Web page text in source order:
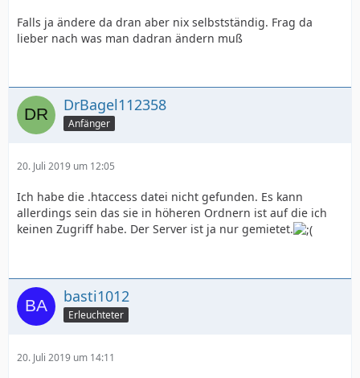
Falls ja ändere da dran aber nix selbstständig. Frag da
lieber nach was man dadran ändern muß
DrBagel112358
Anfänger
20. Juli 2019 um 12:05
Ich habe die .htaccess datei nicht gefunden. Es kann
allerdings sein das sie in höheren Ordnern ist auf die ich
keinen Zugriff habe. Der Server ist ja nur gemietet.
basti1012
Erleuchteter
20. Juli 2019 um 14:11